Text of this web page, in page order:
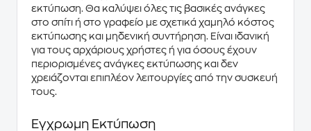
εκτύπωση. Θα καλύψει όλες τις βασικές ανάγκες
στο σπίτι ή στο γραφείο με σχετικά χαμηλό κόστος
εκτύπωσης και μηδενική συντήρηση. Είναι ιδανική
για τους αρχάριους χρήστες ή για όσους έχουν
περιορισμένες ανάγκες εκτύπωσης και δεν
χρειάζονται επιπλέον λειτουργίες από την συσκευή
τους.
Έγχρωμη Εκτύπωση